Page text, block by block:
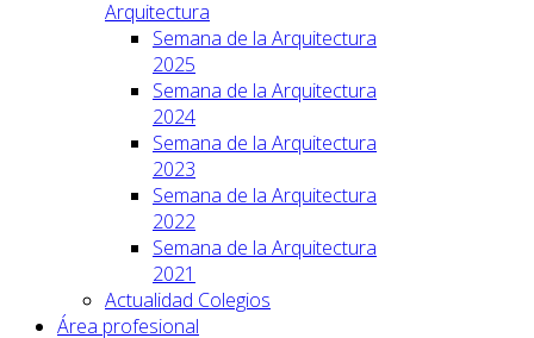
Arquitectura
Semana de la Arquitectura
2025
Semana de la Arquitectura
2024
Semana de la Arquitectura
2023
Semana de la Arquitectura
2022
Semana de la Arquitectura
2021
Actualidad Colegios
Área profesional